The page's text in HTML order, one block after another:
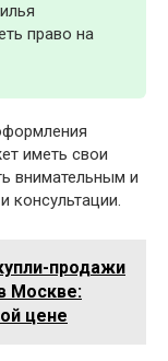
право на
иметь свои
внимательным и
консультации.
продажи
Москве:
цене